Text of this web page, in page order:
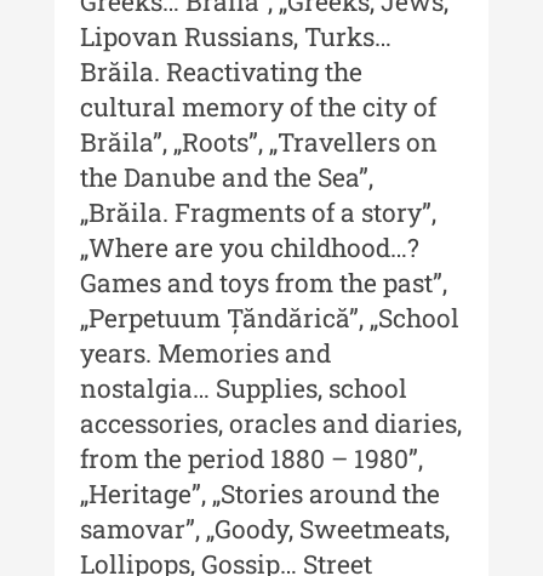
Patrimoniului - 2020
Buletinul Centrului de Cercetare
și Conservare-Restaurare a
Patrimoniului - 2019
Indexul Complet
MediCult - Revista de mediere
culturală
MediCult - Revista de mediere
culturală IV (2025)
MediCult - Revista de mediere
culturală III (2024)
MediCult - Revista de mediere
culturală II (2023)
Indexul Complet
Lipovan Russians, Turks…
Brăila. Reactivating the
cultural memory of the city of
Brăila”, „Roots”, „Travellers on
the Danube and the Sea”,
„Brăila. Fragments of a story”,
„Where are you childhood…?
Games and toys from the past”,
„Perpetuum Țăndărică”, „School
years. Memories and
nostalgia… Supplies, school
accessories, oracles and diaries,
from the period 1880 – 1980”,
„Heritage”, „Stories around the
samovar”, „Goody, Sweetmeats,
Lollipops, Gossip… Street